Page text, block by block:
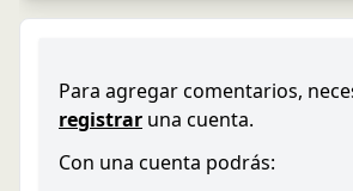
Para agregar comentarios,
registrar una cuenta.
Con una cuenta podrás: